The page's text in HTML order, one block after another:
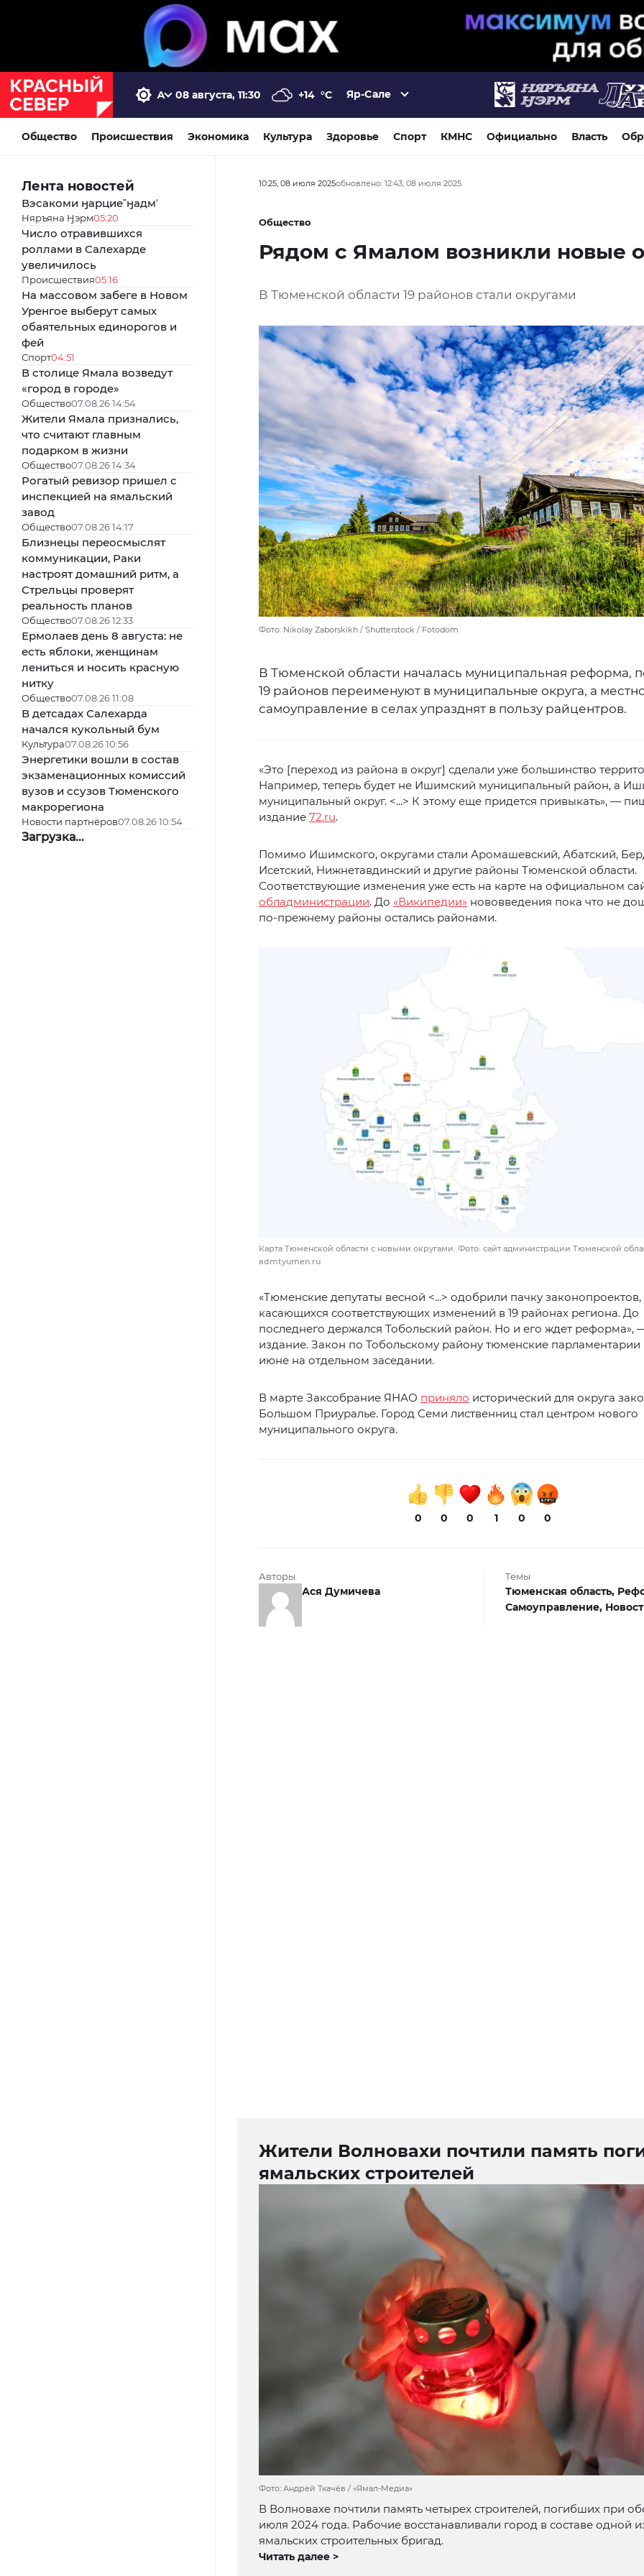
08 августа, 11:30 +14 °C Яр-Сале
Общество Происшествия Экономика Культура Здоровье Спорт КМНС Официально Власть
Лента новостей
Вэсакоми ӈарциеˮӈадмʼ
Няръяна Ӈэрм05:20
Число отравившихся
роллами в Салехарде
увеличилось
Происшествия05:16
На массовом забеге в Новом
Уренгое выберут самых
обаятельных единорогов и
фей
Спорт04:51
В столице Ямала возведут
«город в городе»
Общество07.08.26 14:54
Жители Ямала признались,
что считают главным
подарком в жизни
Общество07.08.26 14:34
Рогатый ревизор пришел с
инспекцией на ямальский
завод
Общество07.08.26 14:17
Близнецы переосмыслят
коммуникации, Раки
настроят домашний ритм, а
Стрельцы проверят
реальность планов
Общество07.08.26 12:33
Ермолаев день 8 августа: не
есть яблоки, женщинам
лениться и носить красную
нитку
Общество07.08.26 11:08
В детсадах Салехарда
начался кукольный бум
Культура07.08.26 10:56
Энергетики вошли в состав
экзаменационных комиссий
вузов и ссузов Тюменского
макрорегиона
Новости партнёров07.08.26 10:54
Загрузка...
10:25, 08 июля 2025обновлено: 12:43, 08 июля 2025
Общество
Рядом с Ямалом возникли новые
В Тюменской области 19 районов стали округами
Фото: Nikolay Zaborskikh / Shutterstock / Fotodom
В Тюменской области началась муниципальная реформа,
19 районов переименуют в муниципальные округа, а
самоуправление в селах упразднят в пользу райцентров.
«Это [переход из района в округ] сделали уже большинство
Например, теперь будет не Ишимский муниципальный район, а
муниципальный округ. <...> К этому еще придется привыкать», —
издание 72.ru.
Помимо Ишимского, округами стали Аромашевский, Абатский,
Исетский, Нижнетавдинский и другие районы Тюменской области.
Соответствующие изменения уже есть на карте на официальном
обладминистрации. До «Википедии» нововведения пока что не
по-прежнему районы остались районами.
Карта Тюменской области с новыми округами. Фото: сайт администрации Тюменской
admtyumen.ru
«Тюменские депутаты весной <...> одобрили пачку законопроектов,
касающихся соответствующих изменений в 19 районах региона. До
последнего держался Тобольский район. Но и его ждет реформа»,
издание. Закон по Тобольскому району тюменские
июне на отдельном заседании.
В марте Заксобрание ЯНАО приняло исторический для округа
Большом Приуралье. Город Семи лиственниц стал центром нового
муниципального округа.
0 0 0 1 0 0
Авторы
Ася Думичева
Темы
Тюменская область,
Самоуправление,
Жители Волновахи почтили память
ямальских строителей
Фото: Андрей Ткачёв / «Ямал-Медиа»
В Волновахе почтили память четырех строителей, погибших при
июля 2024 года. Рабочие восстанавливали город в составе одной
ямальских строительных бригад.
Читать далее >